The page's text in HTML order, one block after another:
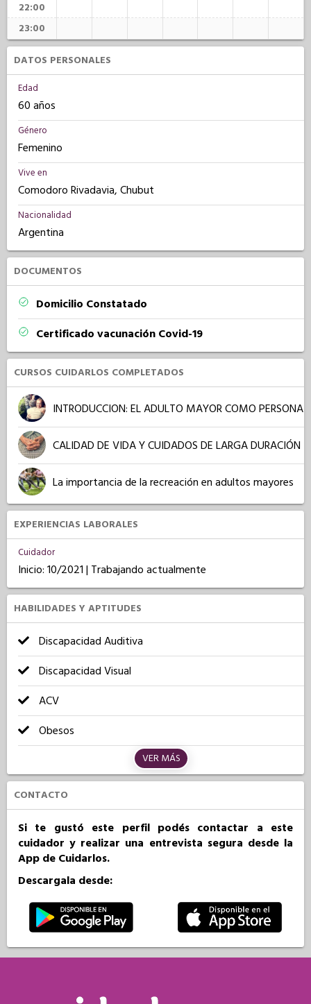
22:00
23:00
DATOS PERSONALES
Edad
60 años
Género
Femenino
Vive en
Comodoro Rivadavia, Chubut
Nacionalidad
Argentina
DOCUMENTOS
Domicilio Constatado
Certificado vacunación Covid-19
CURSOS CUIDARLOS COMPLETADOS
INTRODUCCION: EL ADULTO MAYOR COMO PERSONA
CALIDAD DE VIDA Y CUIDADOS DE LARGA DURACIÓN
La importancia de la recreación en adultos mayores
EXPERIENCIAS LABORALES
Cuidador
Inicio: 10/2021 | Trabajando actualmente
HABILIDADES Y APTITUDES
Discapacidad Auditiva
Discapacidad Visual
ACV
Obesos
VER MÁS
CONTACTO
Si te gustó este perfil podés contactar a este
cuidador y realizar una entrevista segura desde la
App de Cuidarlos.
Descargala desde: